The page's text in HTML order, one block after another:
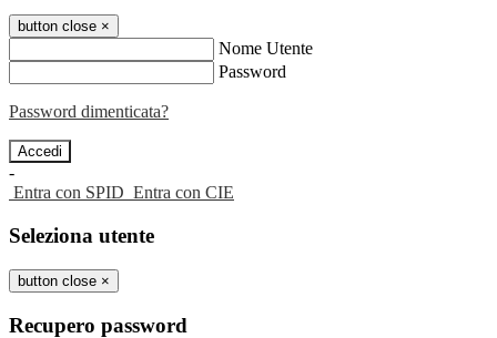
button close ×
Nome Utente
Password
Password dimenticata?
-
Entra con SPID Entra con CIE
Seleziona utente
button close ×
Recupero password